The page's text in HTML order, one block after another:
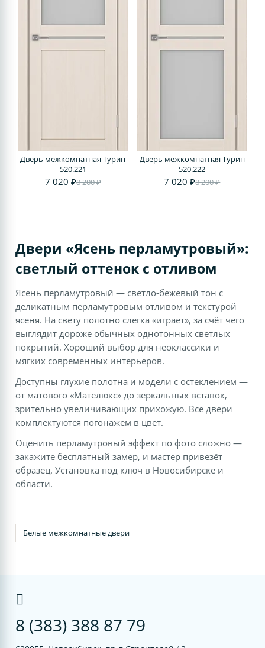
Дверь межкомнатная Турин
520.221
7 020 ₽8 200 ₽
Дверь межкомнатная Турин
520.222
7 020 ₽8 200 ₽
Двери «Ясень перламутровый»:
светлый оттенок с отливом
Ясень перламутровый — светло-бежевый тон с
деликатным перламутровым отливом и текстурой
ясеня. На свету полотно слегка «играет», за счёт чего
выглядит дороже обычных однотонных светлых
покрытий. Хороший выбор для неоклассики и
мягких современных интерьеров.
Доступны глухие полотна и модели с остеклением —
от матового «Мателюкс» до зеркальных вставок,
зрительно увеличивающих прихожую. Все двери
комплектуются погонажем в цвет.
Оценить перламутровый эффект по фото сложно —
закажите бесплатный замер, и мастер привезёт
образец. Установка под ключ в Новосибирске и
области.
Белые межкомнатные двери
8 (383) 388 87 79